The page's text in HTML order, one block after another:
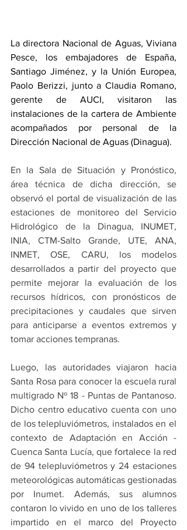
La directora Nacional de Aguas, Viviana
Pesce, los embajadores de España,
Santiago Jiménez, y la Unión Europea,
Paolo Berizzi, junto a Claudia Romano,
gerente de AUCI, visitaron las
instalaciones de la cartera de Ambiente
acompañados por personal de la
Dirección Nacional de Aguas (Dinagua).
En la Sala de Situación y Pronóstico,
área técnica de dicha dirección, se
observó el portal de visualización de las
estaciones de monitoreo del Servicio
Hidrológico de la Dinagua, INUMET,
INIA, CTM-Salto Grande, UTE, ANA,
INMET, OSE, CARU, los modelos
desarrollados a partir del proyecto que
permite mejorar la evaluación de los
recursos hídricos, con pronósticos de
precipitaciones y caudales que sirven
para anticiparse a eventos extremos y
tomar acciones tempranas.
Luego, las autoridades viajaron hacia
Santa Rosa para conocer la escuela rural
multigrado Nº 18 - Puntas de Pantanoso.
Dicho centro educativo cuenta con uno
de los telepluviómetros, instalados en el
contexto de Adaptación en Acción -
Cuenca Santa Lucía, que fortalece la red
de 94 telepluviómetros y 24 estaciones
meteorológicas automáticas gestionadas
por Inumet. Además, sus alumnos
contaron lo vivido en uno de los talleres
impartido en el marco del Proyecto